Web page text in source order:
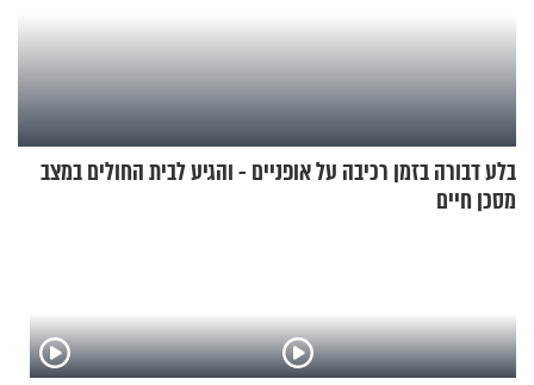
בלע דבורה בזמן רכיבה על אופניים - והגיע לבית החולים במצב
מסכן חיים